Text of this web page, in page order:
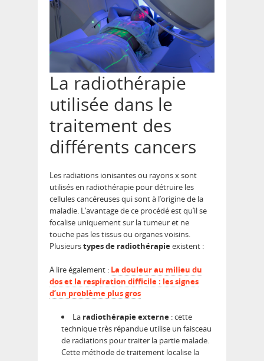
La radiothérapie
utilisée dans le
traitement des
différents cancers
Les radiations ionisantes ou rayons x sont
utilisés en radiothérapie pour détruire les
cellules cancéreuses qui sont à l’origine de la
maladie. L’avantage de ce procédé est qu’il se
focalise uniquement sur la tumeur et ne
touche pas les tissus ou organes voisins.
Plusieurstypes de radiothérapieexistent :
A lire également : La douleur au milieu du
dos et la respiration difficile : les signes
d’un problème plus gros
La radiothérapie externe : cette
technique très répandue utilise un faisceau
de radiations pour traiter la partie malade.
Cette méthode de traitement localise la